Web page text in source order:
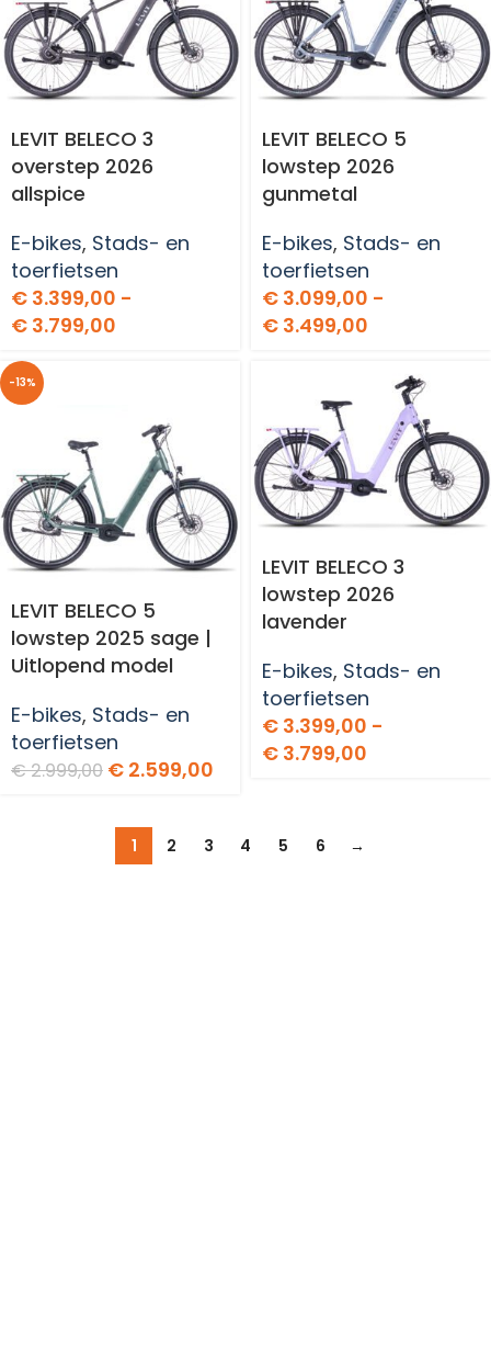
LEVIT BELECO 3
overstep 2026
allspice
E-bikes, Stads- en
toerfietsen
€ 3.399,00 -
€ 3.799,00
LEVIT BELECO 5
lowstep 2026
gunmetal
E-bikes, Stads- en
toerfietsen
€ 3.099,00 -
€ 3.499,00
-13%
LEVIT BELECO 5
lowstep 2025 sage |
Uitlopend model
E-bikes, Stads- en
toerfietsen
€2.999,00 € 2.599,00
LEVIT BELECO 3
lowstep 2026
lavender
E-bikes, Stads- en
toerfietsen
€ 3.399,00 -
€ 3.799,00
1 2 3 4 5 6 →